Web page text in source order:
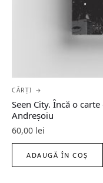
CĂRȚI →
Seen City. Încă o
Andreșoiu
60,00 lei
ADAUGĂ ÎN COȘ